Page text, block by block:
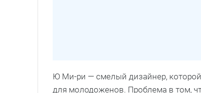
Ю Ми-ри — смелый дизайнер,
для молодоженов. Проблема в том,